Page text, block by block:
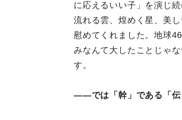
に応えるいい子」を演じ
流れる雲、煌めく星、美
慰めてくれました。地球
みなんて大したことじゃ
す。
――では「幹」である「伝